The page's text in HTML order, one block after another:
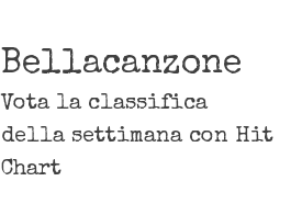
Bellacanzone
Vota la classifica
della settimana con Hit
Chart